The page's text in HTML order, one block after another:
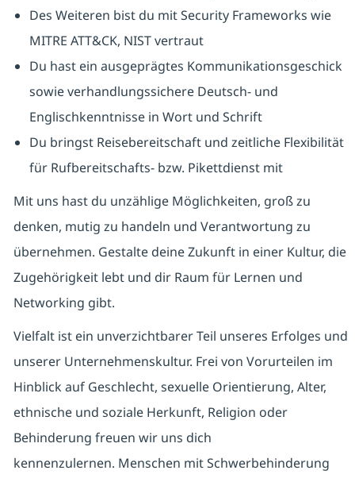
Des Weiteren bist du mit Security Frameworks wie
MITRE ATT&CK, NIST vertraut
Du hast ein ausgeprägtes Kommunikationsgeschick
sowie verhandlungssichere Deutsch- und
Englischkenntnisse in Wort und Schrift
Du bringst Reisebereitschaft und zeitliche Flexibilität
für Rufbereitschafts- bzw. Pikettdienst mit
Mit uns hast du unzählige Möglichkeiten, groß zu
denken, mutig zu handeln und Verantwortung zu
übernehmen. Gestalte deine Zukunft in einer Kultur, die
Zugehörigkeit lebt und dir Raum für Lernen und
Networking gibt.
Vielfalt ist ein unverzichtbarer Teil unseres Erfolges und
unserer Unternehmenskultur. Frei von Vorurteilen im
Hinblick auf Geschlecht, sexuelle Orientierung, Alter,
ethnische und soziale Herkunft, Religion oder
Behinderung freuen wir uns dich
kennenzulernen. Menschen mit Schwerbehinderung